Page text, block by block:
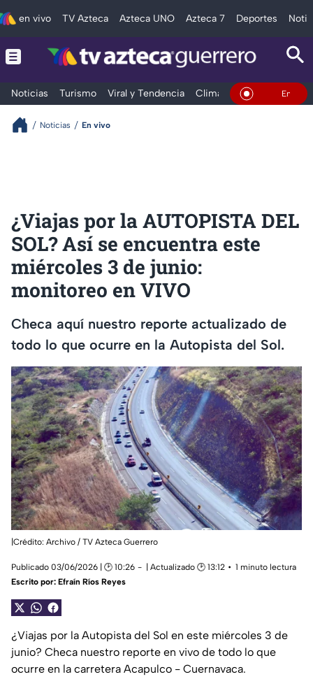
en vivo TV Azteca Azteca UNO Azteca 7 Deportes
Noticias Turismo Viral y Tendencia Clima Deportes En Vivo
Noticias En vivo
¿Viajas por la AUTOPISTA DEL
SOL? Así se encuentra este
miércoles 3 de junio:
monitoreo en VIVO
Checa aquí nuestro reporte actualizado de
todo lo que ocurre en la Autopista del Sol.
|Crédito: Archivo / TV Azteca Guerrero
Publicado 03/06/2026 | 🕑 10:26 | Actualizado 🕑 13:12
1 minuto lectura
Escrito por: Efraín Ríos Reyes
¿Viajas por la Autopista del Sol en este miércoles 3 de
junio? Checa nuestro reporte en vivo de todo lo que
ocurre en la carretera Acapulco - Cuernavaca.